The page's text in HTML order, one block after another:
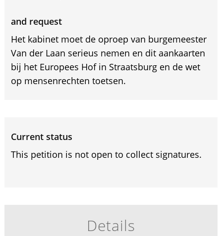
and request
Het kabinet moet de oproep van burgemeester
Van der Laan serieus nemen en dit aankaarten
bij het Europees Hof in Straatsburg en de wet
op mensenrechten toetsen.
Current status
This petition is not open to collect signatures.
Details